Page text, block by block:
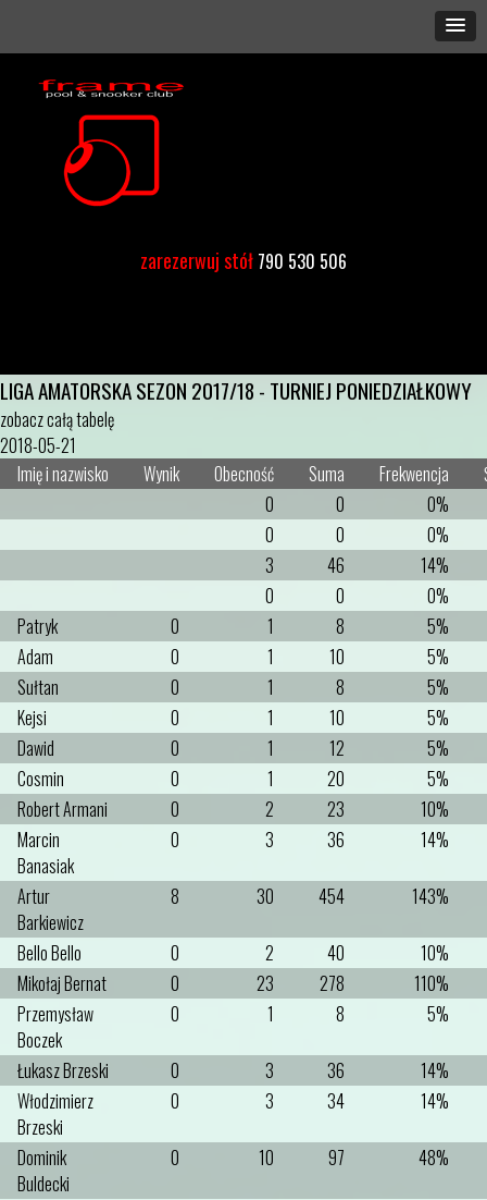
zarezerwuj stół 790 530 506
LIGA AMATORSKA SEZON 2017/18 - TURNIEJ PONIEDZIAŁKOWY
zobacz całą tabelę
2018-05-21
Imię i nazwisko
Wynik Obecność Suma Frekwencja
0
0
0%
0
0
0%
3
46
14%
0
0
0%
Patryk
0 1 8
5%
Adam
0 1 10
5%
Sułtan
0 1 8
5%
Kejsi
0 1 10
5%
Dawid
0 1 12
5%
Cosmin
0 1 20
5%
Robert Armani
0 2 23
10%
Marcin
Banasiak
0 3 36 14%
Artur
Barkiewicz
8 30 454 143%
Bello Bello 0 2 40
10%
Mikołaj Bernat
0 23 278
110%
Przemysław
Boczek
0 1 8 5%
Łukasz Brzeski 0 3 36
14%
Włodzimierz
Brzeski
0 3 34 14%
Dominik
Buldecki
0 10 97 48%